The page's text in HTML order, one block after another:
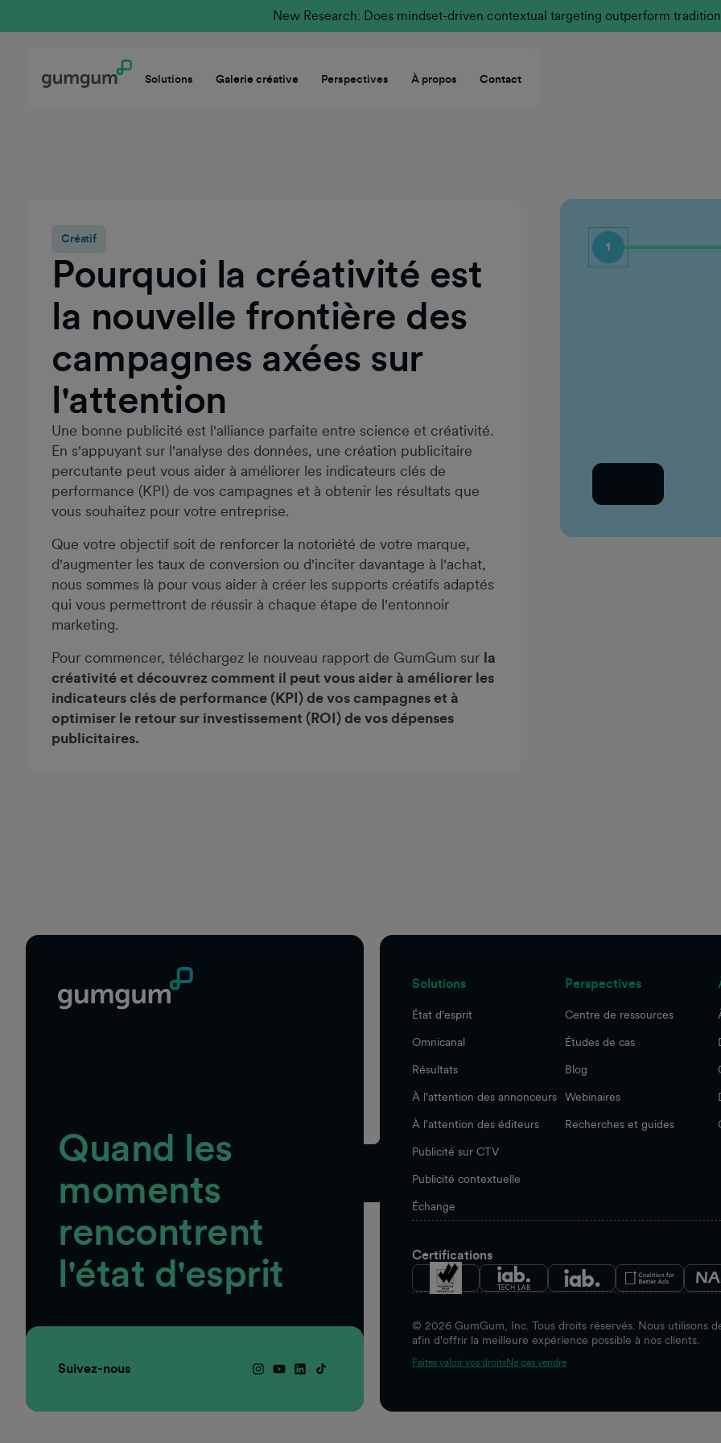
New Research: Does mindset-driven contextual targeting outperform
Solutions Galerie créative Perspectives À propos Contact
Créatif
Pourquoi la créativité est
la nouvelle frontière des
campagnes axées sur
l'attention
Une bonne publicité est l'alliance parfaite entre science et créativité.
En s'appuyant sur l'analyse des données, une création publicitaire
percutante peut vous aider à améliorer les indicateurs clés de
performance (KPI) de vos campagnes et à obtenir les résultats que
vous souhaitez pour votre entreprise.
Que votre objectif soit de renforcer la notoriété de votre marque,
d'augmenter les taux de conversion ou d'inciter davantage à l'achat,
nous sommes là pour vous aider à créer les supports créatifs adaptés
qui vous permettront de réussir à chaque étape de l'entonnoir
marketing.
Pour commencer, téléchargez le nouveau rapport de GumGum sur la
créativité et découvrez comment il peut vous aider à améliorer les
indicateurs clés de performance (KPI) de vos campagnes et à
optimiser le retour sur investissement (ROI) de vos dépenses
publicitaires.
1
Quand les
moments
rencontrent
l'état d'esprit
Suivez-nous
Solutions
État d'esprit
Omnicanal
Résultats
À l'attention des annonceurs
À l'attention des éditeurs
Publicité sur CTV
Publicité contextuelle
Échange
Perspectives
Centre de ressources
Études de cas
Blog
Webinaires
Recherches et guides
Certifications
© 2026 GumGum, Inc. Tous droits réservés. Nous utilisons
afin d'offrir la meilleure expérience possible à nos clients.
Faites valoir vos droitsNe pas vendre